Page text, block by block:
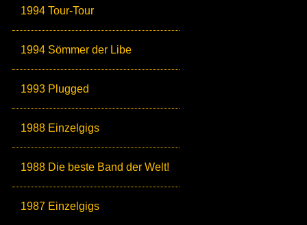
1994 Tour-Tour
1994 Sömmer der Libe
1993 Plugged
1988 Einzelgigs
1988 Die beste Band der Welt!
1987 Einzelgigs